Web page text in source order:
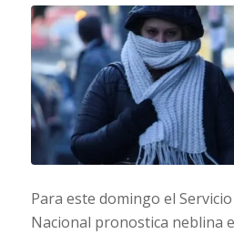
Para este domingo el
Nacional pronostica neblina